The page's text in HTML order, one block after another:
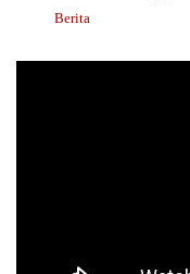
Berita